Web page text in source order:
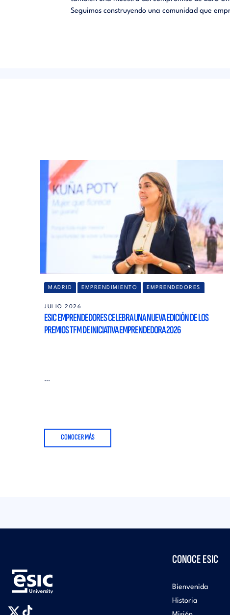
Seguimos construyendo una comunidad que
MADRID EMPRENDIMIENTO EMPRENDEDORES
JULIO 2026
ESIC EMPRENDEDORES CELEBRA UNA NUEVA EDICIÓN DE LOS
PREMIOS TFM DE INICIATIVA EMPRENDEDORA 2026
...
CONOCER MÁS
CONOCE ESIC
Bienvenida
Historia